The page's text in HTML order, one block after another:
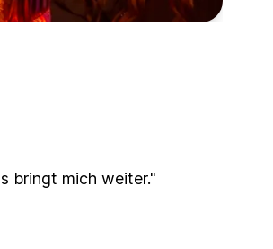
bringt mich weiter."